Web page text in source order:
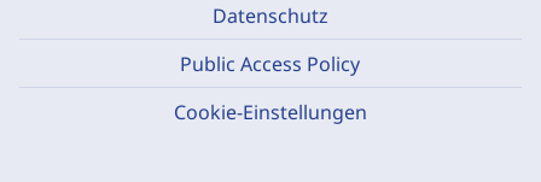
Datenschutz
Public Access Policy
Cookie-Einstellungen